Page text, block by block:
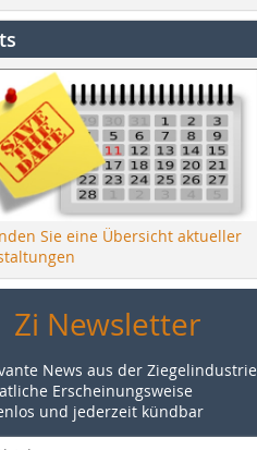
Sie eine Übersicht aktueller
Zi Newsletter
News aus der Ziegelindustrie
Erscheinungsweise
und jederzeit kündbar